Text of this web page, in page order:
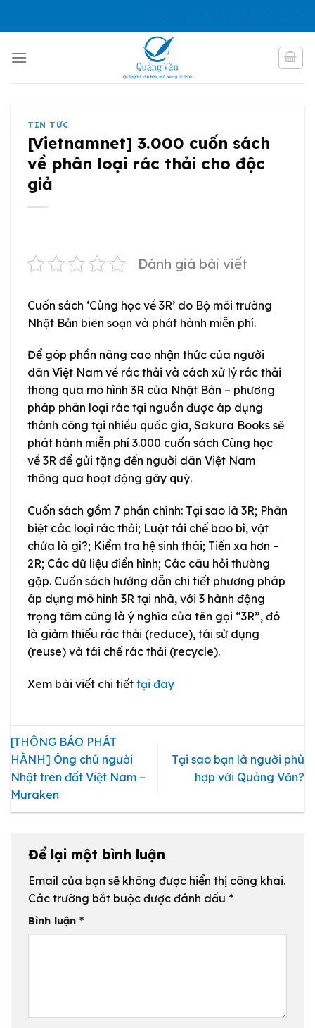
TIN TỨC
[Vietnamnet] 3.000 cuốn sách
về phân loại rác thải cho độc
giả
Đánh giá bài viết
Cuốn sách ‘Cùng học về 3R’ do Bộ môi trường
Nhật Bản biên soạn và phát hành miễn phí.
Để góp phần nâng cao nhận thức của người
dân Việt Nam về rác thải và cách xử lý rác thải
thông qua mô hình 3R của Nhật Bản – phương
pháp phân loại rác tại nguồn được áp dụng
thành công tại nhiều quốc gia, Sakura Books sẽ
phát hành miễn phí 3.000 cuốn sách Cùng học
về 3R để gửi tặng đến người dân Việt Nam
thông qua hoạt động gây quỹ.
Cuốn sách gồm 7 phần chính: Tại sao là 3R; Phân
biệt các loại rác thải; Luật tái chế bao bì, vật
chứa là gì?; Kiểm tra hệ sinh thái; Tiến xa hơn –
2R; Các dữ liệu điển hình; Các câu hỏi thường
gặp. Cuốn sách hướng dẫn chi tiết phương pháp
áp dụng mô hình 3R tại nhà, với 3 hành động
trọng tâm cũng là ý nghĩa của tên gọi “3R”, đó
là giảm thiểu rác thải (reduce), tái sử dụng
(reuse) và tái chế rác thải (recycle).
Xem bài viết chi tiết tại đây
[THÔNG BÁO PHÁT
HÀNH] Ông chú người
Nhật trên đất Việt Nam –
Muraken
Tại sao bạn là người phù
hợp với Quảng Văn?
Để lại một bình luận
Email của bạn sẽ không được hiển thị công khai.
Các trường bắt buộc được đánh dấu *
Bình luận *